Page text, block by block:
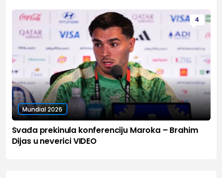
4
Mundial 2026
Svađa prekinula konferenciju Maroka – Brahim
Dijas u neverici VIDEO